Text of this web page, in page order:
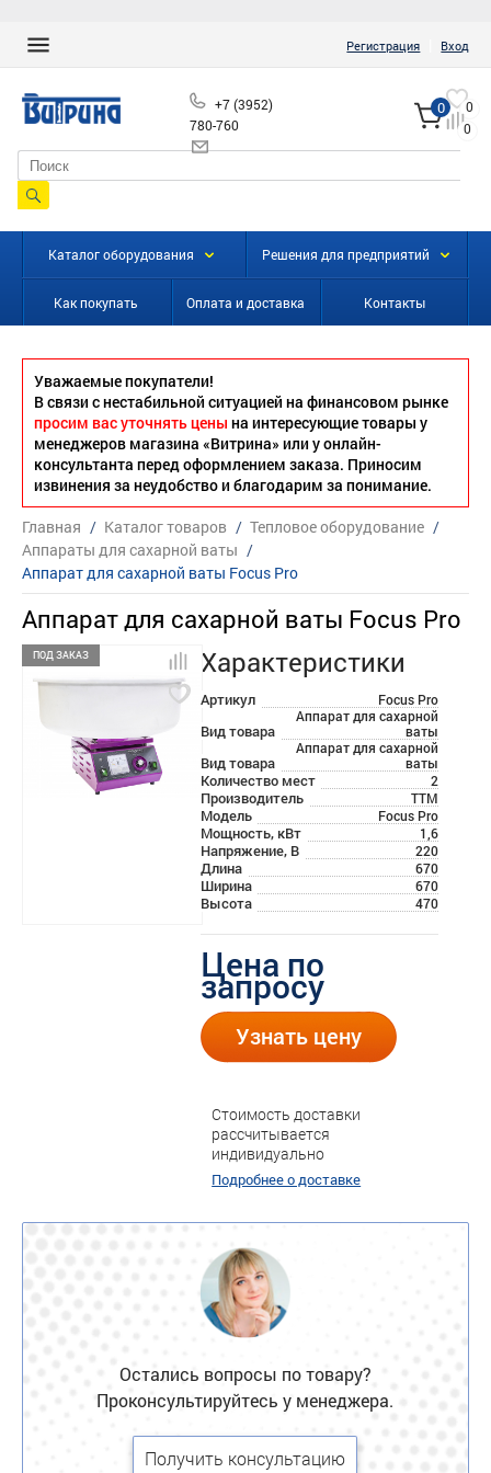
Регистрация Вход
+7 (3952)
780-760
0
0
0
Каталог оборудования Решения для предприятий
Как покупать Оплата и доставка Контакты
Уважаемые покупатели!
В связи с нестабильной ситуацией на финансовом рынке
просим вас уточнять цены на интересующие товары у
менеджеров магазина «Витрина» или у онлайн-
консультанта перед оформлением заказа. Приносим
извинения за неудобство и благодарим за понимание.
Главная / Каталог товаров / Тепловое оборудование /
Аппараты для сахарной ваты /
Аппарат для сахарной ваты Focus Pro
Аппарат для сахарной ваты Focus Pro
Характеристики
Артикул Focus Pro
Вид товара
Аппарат для сахарной
ваты
Вид товара
Аппарат для сахарной
ваты
Количество мест 2
Производитель ТТМ
Модель Focus Pro
Мощность, кВт 1,6
Напряжение, В 220
Длина 670
Ширина 670
Высота 470
ПОД ЗАКАЗ
Цена по
запросу
Узнать цену
Стоимость доставки
рассчитывается
индивидуально
Подробнее о доставке
Остались вопросы по товару?
Проконсультируйтесь у менеджера.
Получить консультацию